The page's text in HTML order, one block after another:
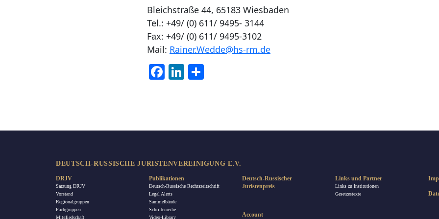
Bleichstraße 44, 65183 Wiesbaden
Tel.: +49/ (0) 611/ 9495- 3144
Fax: +49/ (0) 611/ 9495-3102
Mail: Rainer.Wedde@hs-rm.de
FacebookLinkedIn
DEUTSCH-RUSSISCHE JURISTENVEREINIGUNG E.V.
DRJV
Satzung DRJV
Vorstand
Regionalgruppen
Fachgruppen
Mitgliedschaft
Publikationen
Deutsch-Russische Rechtszeitschrift
Legal Alerts
Sammelbände
Schriftenreihe
Video-Library
Deutsch-Russischer
Juristenpreis
Account
Links und Partner
Links zu Institutionen
Gesetzestexte